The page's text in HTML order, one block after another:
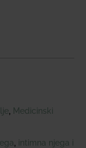
Medicinski
intimna njega i